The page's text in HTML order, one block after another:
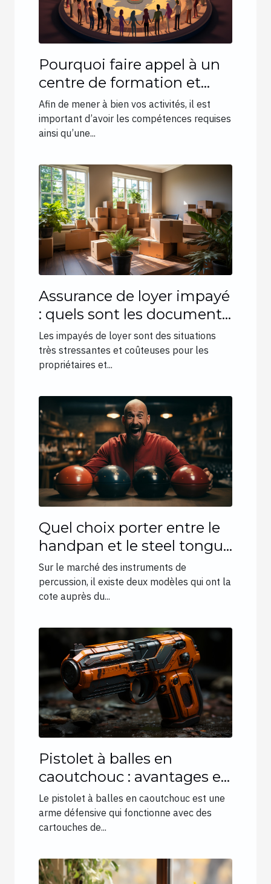
Pourquoi faire appel à un
centre de formation et
d’accompagnement des
parcours professionnels et
personnels ?
Afin de mener à bien vos activités, il est
important d’avoir les compétences requises
ainsi qu’une...
Assurance de loyer impayé
: quels sont les documents
indispensables à fournir ?
Les impayés de loyer sont des situations
très stressantes et coûteuses pour les
propriétaires et...
Quel choix porter entre le
handpan et le steel tongue
drum ?
Sur le marché des instruments de
percussion, il existe deux modèles qui ont la
cote auprès du...
Pistolet à balles en
caoutchouc : avantages et
différents types
Le pistolet à balles en caoutchouc est une
arme défensive qui fonctionne avec des
cartouches de...